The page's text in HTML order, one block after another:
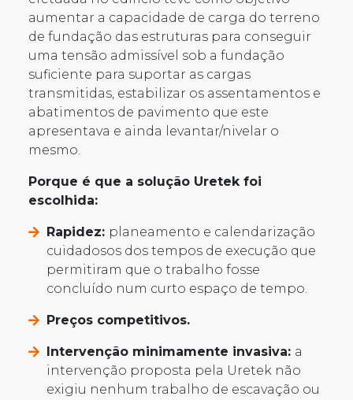
aumentar a capacidade de carga do terreno
de fundação das estruturas para conseguir
uma tensão admissível sob a fundação
suficiente para suportar as cargas
transmitidas, estabilizar os assentamentos e
abatimentos de pavimento que este
apresentava e ainda levantar/nivelar o
mesmo.
Porque é que a solução Uretek foi
escolhida:
Rapidez: planeamento e calendarização
cuidadosos dos tempos de execução que
permitiram que o trabalho fosse
concluído num curto espaço de tempo.
Preços competitivos.
Intervenção minimamente invasiva: a
intervenção proposta pela Uretek não
exigiu nenhum trabalho de escavação ou